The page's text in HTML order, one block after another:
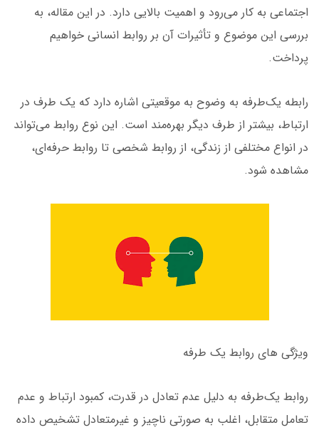
اجتماعی به کار می‌رود و اهمیت بالایی دارد. در این مقاله، به
بررسی این موضوع و تأثیرات آن بر روابط انسانی خواهیم
پرداخت.
رابطه یک‌طرفه به وضوح به موقعیتی اشاره دارد که یک طرف در
ارتباط، بیشتر از طرف دیگر بهره‌مند است. این نوع روابط می‌تواند
در انواع مختلفی از زندگی، از روابط شخصی تا روابط حرفه‌ای،
مشاهده شود.
ویژگی های روابط یک طرفه
روابط یک‌طرفه به دلیل عدم تعادل در قدرت، کمبود ارتباط و عدم
تعامل متقابل، اغلب به صورتی ناچیز و غیرمتعادل تشخیص داده